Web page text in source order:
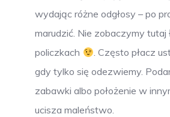
wydając różne odgłosy – po
marudzić. Nie zobaczymy tutaj
policzkach
. Często płacz
gdy tylko się odezwiemy.
zabawki albo położenie w
ucisza maleństwo.